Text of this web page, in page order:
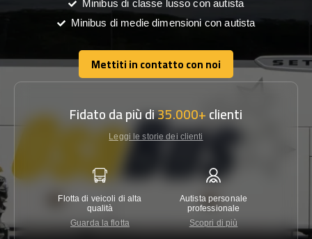
Minibus di classe lusso con autista
Minibus di medie dimensioni con autista
Mettiti in contatto con noi
Mettiti in contatto con noi
Fidato da più di35.000+clienti
Leggi le storie dei clienti
Flotta di veicoli di alta
qualità
Guarda la flotta
Autista personale
professionale
Scopri di più